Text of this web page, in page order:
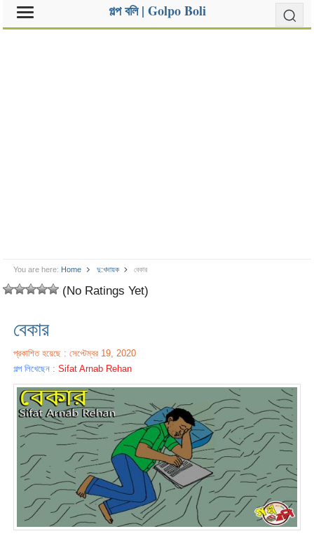
গল্প বলি | Golpo Boli
You are here: Home দু:খদায়ক বেকার
(No Ratings Yet)
বেকার
প্রকাশিত হয়েছে : সেপ্টেম্বর 19, 2020
গল্প লিখেছেন :Sifat Arnab Rehan